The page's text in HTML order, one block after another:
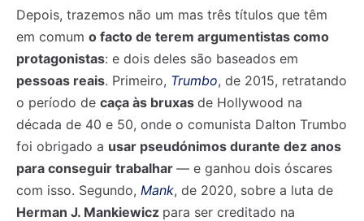
Depois, trazemos não um mas três títulos que têm
em comum o facto de terem argumentistas como
protagonistas: e dois deles são baseados em
pessoas reais. Primeiro, Trumbo, de 2015, retratando
o período de caça às bruxas de Hollywood na
década de 40 e 50, onde o comunista Dalton Trumbo
foi obrigado a usar pseudónimos durante dez anos
para conseguir trabalhar — e ganhou dois óscares
com isso. Segundo, Mank, de 2020, sobre a luta de
Herman J. Mankiewicz para ser creditado na